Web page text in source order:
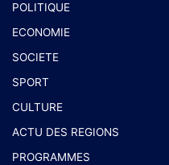
POLITIQUE
ECONOMIE
SOCIETE
SPORT
CULTURE
ACTU DES REGIONS
PROGRAMMES